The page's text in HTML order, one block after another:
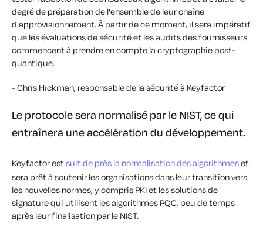
degré de préparation de l'ensemble de leur chaîne
d'approvisionnement. À partir de ce moment, il sera impératif
que les évaluations de sécurité et les audits des fournisseurs
commencent à prendre en compte la cryptographie post-
quantique.
- Chris Hickman, responsable de la sécurité à Keyfactor
Le protocole sera normalisé par le NIST, ce qui
entraînera une accélération du développement.
Keyfactor estsuit de près la normalisation des algorithmeset
sera prêt à soutenir les organisations dans leur transition vers
les nouvelles normes, y compris PKI et les solutions de
signature qui utilisent les algorithmes PQC, peu de temps
après leur finalisation par le NIST.